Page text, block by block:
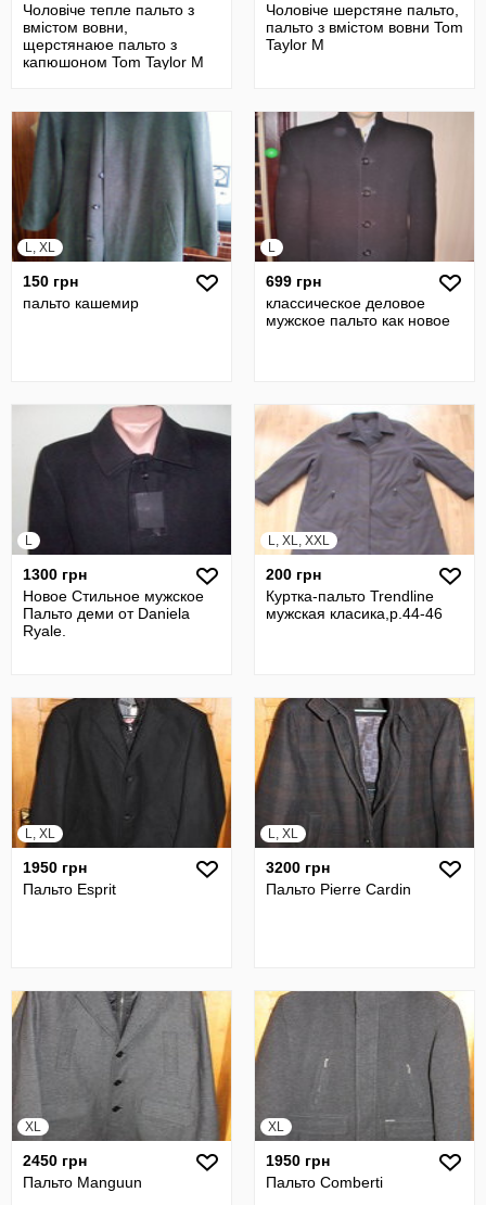
Чоловіче тепле пальто з
вмістом вовни,
щерстянаюе пальто з
капюшоном Tom Taylor M
Чоловіче шерстяне пальто,
пальто з вмістом вовни Tom
Taylor M
L, XL
150 грн
пальто кашемир
L
699 грн
классическое деловое
мужское пальто как новое
L
1300 грн
Новое Стильное мужское
Пальто деми от Daniela
Ryale.
L, XL, XXL
200 грн
Куртка-пальто Trendline
мужская класика,р.44-46
L, XL
1950 грн
Пальто Esprit
L, XL
3200 грн
Пальто Pierre Cardin
XL
2450 грн
Пальто Manguun
XL
1950 грн
Пальто Comberti